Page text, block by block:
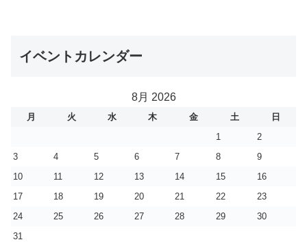
イベントカレンダー
8月 2026
月 火 水 木 金 土
日
1
2
3
4 5 6 7 8
9
10
11 12 13 14 15
16
17
18 19 20 21 22
23
24
25 26 27 28 29
30
31